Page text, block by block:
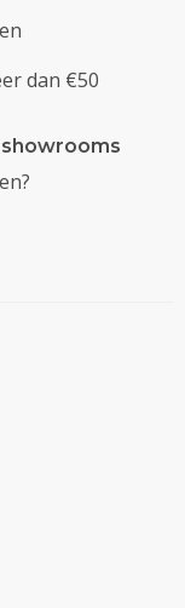
dan €50